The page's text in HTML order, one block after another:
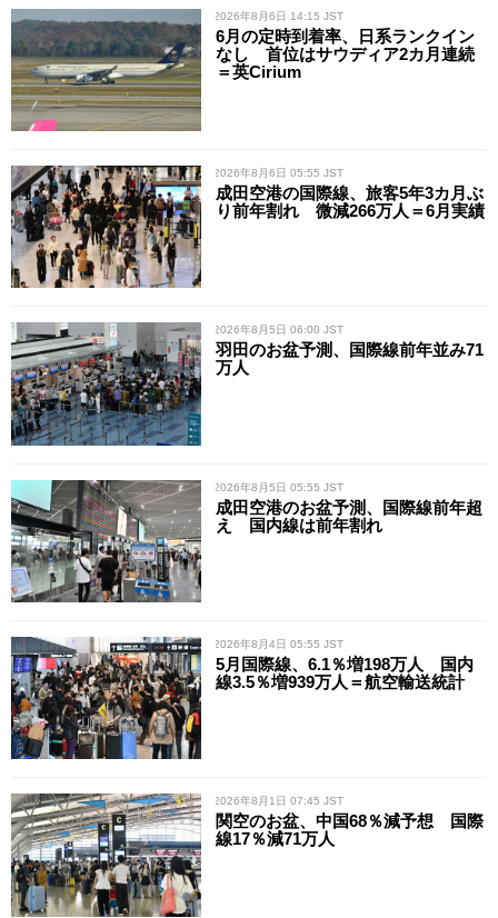
/ 2026年8月6日 14:15 JST
6月の定時到着率、日系ランクイン
なし 首位はサウディア2カ月連続
＝英Cirium
/ 2026年8月6日 05:55 JST
成田空港の国際線、旅客5年3カ月ぶ
り前年割れ 微減266万人＝6月実績
/ 2026年8月5日 06:00 JST
羽田のお盆予測、国際線前年並み71
万人
/ 2026年8月5日 05:55 JST
成田空港のお盆予測、国際線前年超
え 国内線は前年割れ
/ 2026年8月4日 05:55 JST
5月国際線、6.1％増198万人 国内
線3.5％増939万人＝航空輸送統計
/ 2026年8月1日 07:45 JST
関空のお盆、中国68％減予想 国際
線17％減71万人